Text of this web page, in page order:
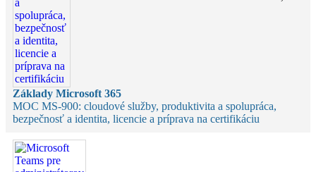
Základy Microsoft 365
MOC MS-900: cloudové služby, produktivita a spolupráca,
bezpečnosť a identita, licencie a príprava na certifikáciu